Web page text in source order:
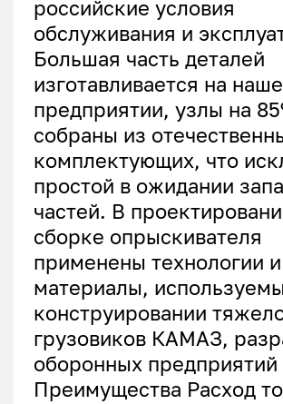
российские условия
обслуживания и
Большая часть деталей
изготавливается на
предприятии, узлы на
собраны из
комплектующих, что
простой в ожидании
частей. В
сборке опрыскивателя
применены технологии и
материалы,
конструировании
грузовиков КАМАЗ,
оборонных предприятий
Преимущества Расход